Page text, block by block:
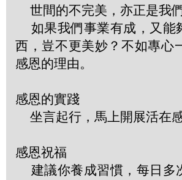
世間的不完美，亦正是我
如果我們事業有成，又能
西，豈不更美妙？不如專心
感恩的理由。
感恩的實踐
坐言起行，馬上開展活在感
感恩祝福
建議你養成習慣，每日多